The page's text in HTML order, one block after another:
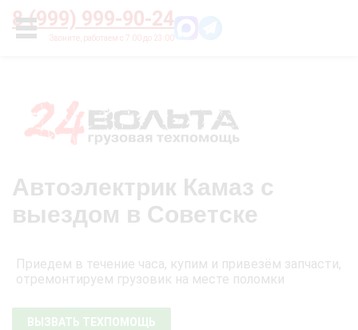
8 (999) 999-90-24
УСЛУГИ
Главная О нас Цены
Автоэлектрик Камаз с
выездом в Советске
Приедем в течение часа, купим и привезём запчасти,
отремонтируем грузовик на месте поломки
ВЫЗВАТЬ ТЕХПОМОЩЬ